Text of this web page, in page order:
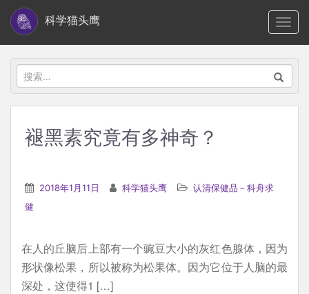
i
科学猫头鹰
搜
索：
褪黑素究竟有多神奇？
2018年1月11日 科学猫头鹰
认清保健品－科舟求
健
在人的丘脑后上部有一个豌豆大小的灰红色腺体，因为
形状像松果，所以被称为松果体。因为它位于人脑的最
深处，这使得1 […]